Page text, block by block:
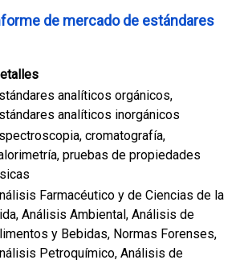
de mercado de estándares
analíticos orgánicos,
analíticos inorgánicos
cromatografía,
pruebas de propiedades
Farmacéutico y de Ciencias de la
Análisis Ambiental, Análisis de
y Bebidas, Normas Forenses,
Petroquímico, Análisis de